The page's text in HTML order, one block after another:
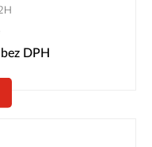
bez DPH